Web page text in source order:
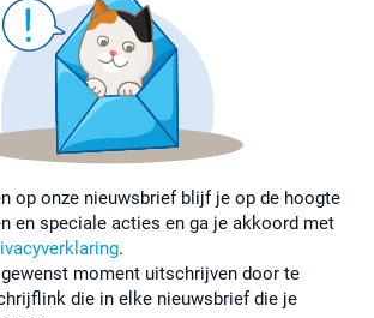
op onze nieuwsbrief blijf je op de hoogte
en speciale acties en ga je akkoord met
.
moment uitschrijven door te
die in elke nieuwsbrief die je